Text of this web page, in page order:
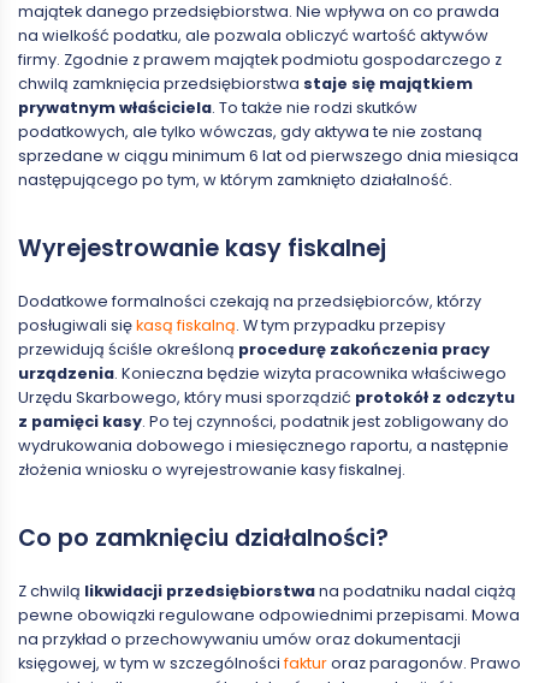
majątek danego przedsiębiorstwa. Nie wpływa on co prawda
na wielkość podatku, ale pozwala obliczyć wartość aktywów
firmy. Zgodnie z prawem majątek podmiotu gospodarczego z
chwilą zamknięcia przedsiębiorstwa staje się majątkiem
prywatnym właściciela. To także nie rodzi skutków
podatkowych, ale tylko wówczas, gdy aktywa te nie zostaną
sprzedane w ciągu minimum 6 lat od pierwszego dnia miesiąca
następującego po tym, w którym zamknięto działalność.
Wyrejestrowanie kasy fiskalnej
Dodatkowe formalności czekają na przedsiębiorców, którzy
posługiwali siękasą fiskalną. W tym przypadku przepisy
przewidują ściśle określoną procedurę zakończenia pracy
urządzenia. Konieczna będzie wizyta pracownika właściwego
Urzędu Skarbowego, który musi sporządzić protokół z odczytu
z pamięci kasy. Po tej czynności, podatnik jest zobligowany do
wydrukowania dobowego i miesięcznego raportu, a następnie
złożenia wniosku o wyrejestrowanie kasy fiskalnej.
Co po zamknięciu działalności?
Z chwilą likwidacji przedsiębiorstwana podatniku nadal ciążą
pewne obowiązki regulowane odpowiednimi przepisami. Mowa
na przykład o przechowywaniu umów oraz dokumentacji
księgowej, w tym w szczególnościfakturoraz paragonów. Prawo